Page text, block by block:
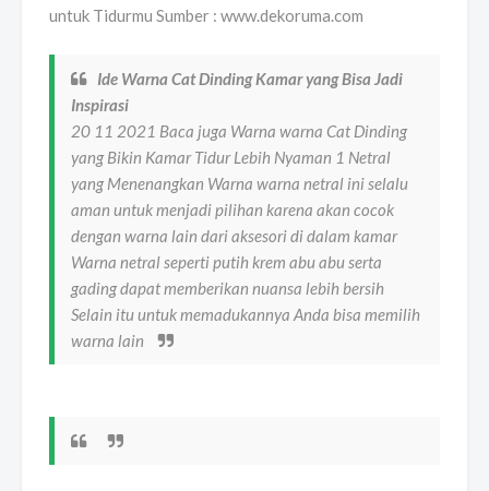
untuk Tidurmu Sumber : www.dekoruma.com
Ide Warna Cat Dinding Kamar yang Bisa Jadi
Inspirasi
20 11 2021 Baca juga Warna warna Cat Dinding
yang Bikin Kamar Tidur Lebih Nyaman 1 Netral
yang Menenangkan Warna warna netral ini selalu
aman untuk menjadi pilihan karena akan cocok
dengan warna lain dari aksesori di dalam kamar
Warna netral seperti putih krem abu abu serta
gading dapat memberikan nuansa lebih bersih
Selain itu untuk memadukannya Anda bisa memilih
warna lain